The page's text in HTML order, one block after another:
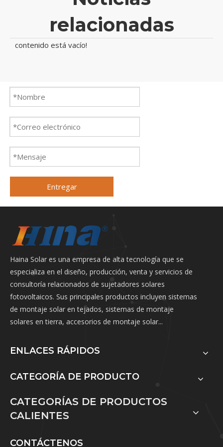
relacionadas
contenido está vacío!
Entregar
Haina Solar es una empresa de alta tecnología que se
especializa en el diseño, producción, venta y servicios de
consultoría relacionados de sujetadores solares
fotovoltaicos. Sus principales productos incluyen sistemas
de montaje solar en tejados, sistemas de montaje
solares en tierra, accesorios de montaje solar...
ENLACES RÁPIDOS
CATEGORÍA DE PRODUCTO
CATEGORÍAS DE PRODUCTOS
CALIENTES
CONTÁCTENOS